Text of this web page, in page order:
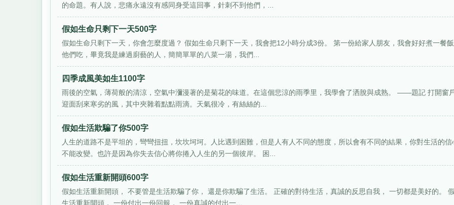
的命題。有人說，悲痛永遠沒有感同身受這回事，針刺不到他們，...
假如生命只剩下一天500字
假如生命只剩下一天，你會怎麼度過？ 假如生命只剩下一天，我會把12小時分成3份。 第一份給家人朋友，我會好好煮一餐
他們吃，畢竟我是練過廚藝的人，簡簡單單的八菜一湯，我們...
四季成風美如生1100字
雨後的空氣，薄荷般的清涼，空氣中瀰漫著的是菊花的味道。在這個悲涼的雨季里，我學會了洒脫與成熟。 ——題記 打開窗
迎面刮來寒劣的風，其中夾雜着點點雨滴。天氣很冷，有絲絲的...
假如生活欺騙了你500字
人生的道路不是平坦的，彎彎扭扭，坎坎坷坷。人比遇到困難，但是人有人不同的態度，所以會有不同的結果，你對生活的信
不能改變。也許是因為你失去信心將你捲入人生的另一個彼岸。 困...
假如生活重新開頭600字
假如生活重新開頭， 不要管是生活欺騙了你， 還是你欺騙了生活。 正確的對待生活，真誠的反思自我， 一切都是美好的。
生活重新開頭， 一份付出一份回報， 一份真誠的付出一...